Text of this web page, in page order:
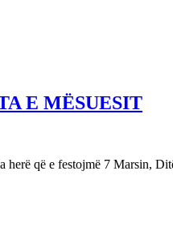
E MËSUESIT
që e festojmë 7 Marsin,